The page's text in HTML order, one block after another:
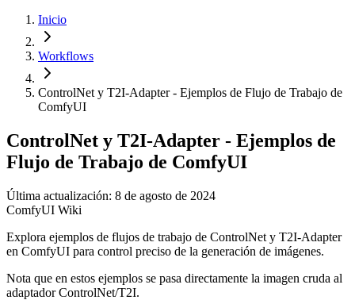
Inicio
Workflows
ControlNet y T2I-Adapter - Ejemplos de Flujo de Trabajo de
ComfyUI
ControlNet y T2I-Adapter - Ejemplos de
Flujo de Trabajo de ComfyUI
Última actualización: 8 de agosto de 2024
ComfyUI Wiki
Explora ejemplos de flujos de trabajo de ControlNet y T2I-Adapter
en ComfyUI para control preciso de la generación de imágenes.
Nota que en estos ejemplos se pasa directamente la imagen cruda al
adaptador ControlNet/T2I.